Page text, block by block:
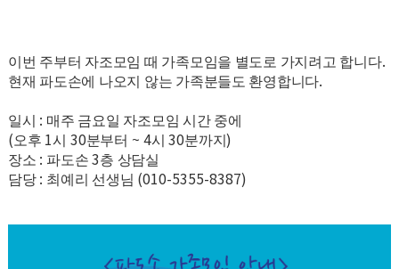
이번 주부터 자조모임 때 가족모임을 별도로 가지려고 합니다.
현재 파도손에 나오지 않는 가족분들도 환영합니다.
일시 : 매주 금요일 자조모임 시간 중에
(오후 1시 30분부터 ~ 4시30분까지 )
장소 : 파도손3층 상담실
담당 : 최예리 선생님 (010-5355-8387)